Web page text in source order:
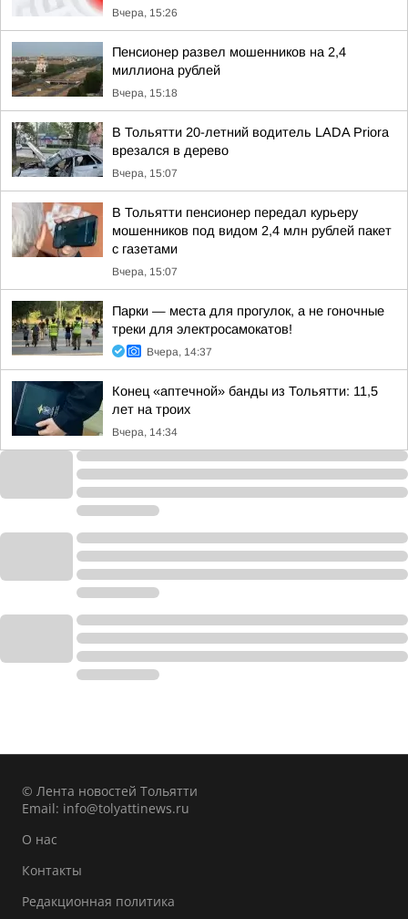
Вчера, 15:26
Пенсионер развел мошенников на 2,4
миллиона рублей
Вчера, 15:18
В Тольятти 20-летний водитель LADA Priora
врезался в дерево
Вчера, 15:07
В Тольятти пенсионер передал курьеру
мошенников под видом 2,4 млн рублей пакет
с газетами
Вчера, 15:07
Парки — места для прогулок, а не гоночные
треки для электросамокатов!
Вчера, 14:37
Конец «аптечной» банды из Тольятти: 11,5
лет на троих
Вчера, 14:34
© Лента новостей Тольятти
Email: info@tolyattinews.ru
О нас
Контакты
Редакционная политика